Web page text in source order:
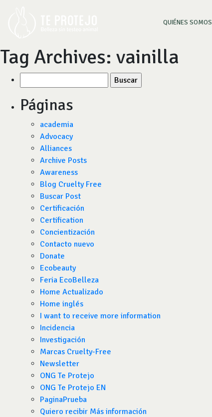
QUIÉNES SOMOS
Tag Archives: vainilla
por:
Páginas
academia
Advocacy
Alliances
Archive Posts
Awareness
Blog Cruelty Free
Buscar Post
Certificación
Certification
Concientización
Contacto nuevo
Donate
Ecobeauty
Feria EcoBelleza
Home Actualizado
Home inglés
I want to receive more information
Incidencia
Investigación
Marcas Cruelty-Free
Newsletter
ONG Te Protejo
ONG Te Protejo EN
PaginaPrueba
Quiero recibir Más información